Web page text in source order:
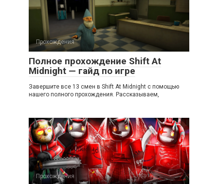
Прохождения
Полное прохождение Shift At
Midnight — гайд по игре
Завершите все 13 смен в Shift At Midnight с помощью
нашего полного прохождения. Рассказываем,
Прохождения